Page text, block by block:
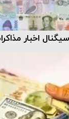
اخبار مذاکرات